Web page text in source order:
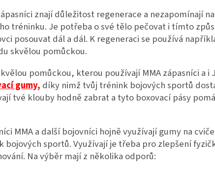
znají důležitost regenerace a nezapomínají
tréninku. Je potřeba o své tělo pečovat i tímto
posouvat dál a dál. K regeneraci se používá
skvělou pomůckou.
pomůckou, kterou používají MMA zápasníci a i
gumy, díky nimž tvůj trénink bojových sportů
tvé klouby hodně zabrat a tyto boxovací pásy
MMA a další bojovníci hojně využívají gumy na
bojových sportů. Využívají je třeba pro zlepšení
Na výběr mají z několika odporů: